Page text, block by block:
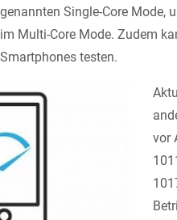
genannten Single-Core Mode,
im Multi-Core Mode. Zudem
Smartphones testen.
vor